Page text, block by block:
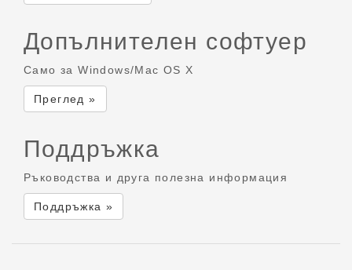
Допълнителен софтуер
Само за Windows/Mac OS X
Преглед »
Поддръжка
Ръководства и друга полезна информация
Поддръжка »